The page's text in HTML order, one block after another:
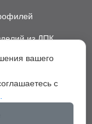
из ДПК
ковриков
вашего
с